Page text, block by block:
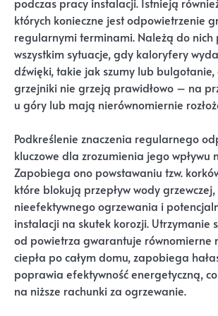
podczas pracy instalacji. Istnieją
których konieczne jest odpowietrzenie
regularnymi terminami. Należą do nich
wszystkim sytuacje, gdy kaloryfery
dźwięki, takie jak szumy lub
grzejniki nie grzeją prawidłowo – na
u góry lub mają nierównomiernie
Podkreślenie znaczenia regularnego
kluczowe dla zrozumienia jego wpływu
Zapobiega ono powstawaniu tzw.
które blokują przepływ wody
nieefektywnego ogrzewania i
instalacji na skutek korozji. Utrzymanie
od powietrza gwarantuje równomierne
ciepła po całym domu, zapobiega
poprawia efektywność energetyczną,
na niższe rachunki za ogrzewanie.